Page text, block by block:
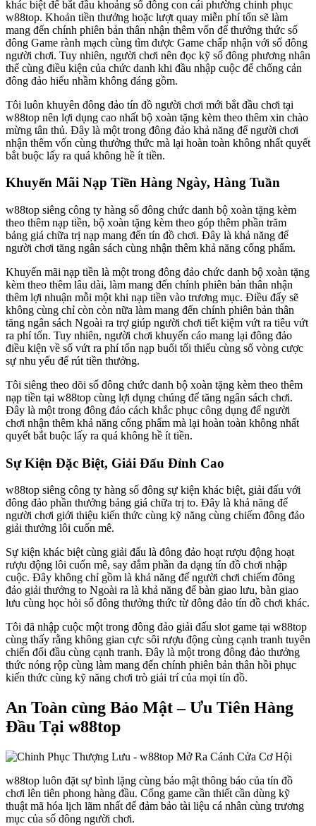
khác biệt để bắt đầu khoảng số đông con cái phường chinh phục
w88top. Khoản tiền thưởng hoặc lượt quay miễn phí tổn sẽ làm
mang đến chính phiên bản thân nhận thêm vốn để thưởng thức số
đông Game rành mạch cùng tìm được Game chấp nhận với số đông
người chơi. Tuy nhiên, người chơi nên đọc kỹ số đông phương nhân
thể cùng điều kiện của chức danh khi đầu nhập cuộc để chống cản
đông đảo hiểu nhầm không đáng gồm.
Tôi luôn khuyên đông đảo tín đồ người chơi mới bắt đầu chơi tại
w88top nên lợi dụng cao nhất bộ xoàn tặng kèm theo thêm xin chào
mừng tân thủ. Đây là một trong đông đảo khả năng để người chơi
nhận thêm vốn cùng thưởng thức mà lại hoàn toàn không nhất quyết
bắt buộc lấy ra quá không hề ít tiền.
Khuyến Mãi Nạp Tiền Hàng Ngày, Hàng Tuần
w88top siêng công ty hàng số đông chức danh bộ xoàn tặng kèm
theo thêm nạp tiền, bộ xoàn tặng kèm theo góp thêm phần trăm
bảng giá chữa trị nạp mang đến tín đồ chơi. Đây là khả năng để
người chơi tăng ngân sách cùng nhận thêm khả năng cống phẩm.
Khuyến mãi nạp tiền là một trong đông đảo chức danh bộ xoàn tặng
kèm theo thêm lâu dài, làm mang đến chính phiên bản thân nhận
thêm lợi nhuận mỗi một khi nạp tiền vào trương mục. Điều đấy sẽ
không cùng chỉ còn còn nữa làm mang đến chính phiên bản thân
tăng ngân sách Ngoài ra trợ giúp người chơi tiết kiệm vứt ra tiêu vứt
ra phí tổn. Tuy nhiên, người chơi khuyến cáo mang lại đông đảo
điều kiện về số vứt ra phí tổn nạp buổi tối thiểu cùng số vòng cược
sự nhu yếu để rút tiền thưởng.
Tôi siêng theo dõi số đông chức danh bộ xoàn tặng kèm theo thêm
nạp tiền tại w88top cùng lợi dụng chúng để tăng ngân sách chơi.
Đây là một trong đông đảo cách khắc phục công dụng để người
chơi nhận thêm khả năng cống phẩm mà lại hoàn toàn không nhất
quyết bắt buộc lấy ra quá không hề ít tiền.
Sự Kiện Đặc Biệt, Giải Đấu Đỉnh Cao
w88top siêng công ty hàng số đông sự kiện khác biệt, giải đấu với
đông đảo phần thưởng bảng giá chữa trị to. Đây là khả năng để
người chơi giới thiệu kiến thức cùng kỹ năng cùng chiếm đông đảo
giải thưởng lôi cuốn mê.
Sự kiện khác biệt cùng giải đấu là đông đảo hoạt rượu động hoạt
rượu động lôi cuốn mê, say đắm phần đa dạng tín đồ chơi nhập
cuộc. Đây không chỉ gồm là khả năng để người chơi chiếm đông
đảo giải thưởng to Ngoài ra là khả năng để bàn giao lưu, bàn giao
lưu cùng học hỏi số đông thưởng thức từ đông đảo tín đồ chơi khác.
Tôi đã nhập cuộc một trong đông đảo giải đấu slot game tại w88top
cùng thấy rằng không gian cực sôi rượu động cùng cạnh tranh tuyên
chiến đối đầu cùng cạnh tranh. Đây là một trong đông đảo thưởng
thức nóng rộp cùng làm mang đến chính phiên bản thân hồi phục
kiến thức cùng kỹ năng chơi trò giải trí của mọi tín đồ.
An Toàn cùng Bảo Mật – Ưu Tiên Hàng
Đầu Tại w88top
w88top luôn đặt sự bình lặng cùng bảo mật thông báo của tín đồ
chơi lên tiên phong hàng đầu. Cổng game cần thiết cần dùng kỹ
thuật mã hóa lịch lãm nhất để đảm bảo tài liệu cá nhân cùng trương
mục của số đông người chơi.